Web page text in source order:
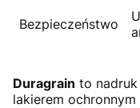
Bezpieczeństwo
Duragrain to
lakierem